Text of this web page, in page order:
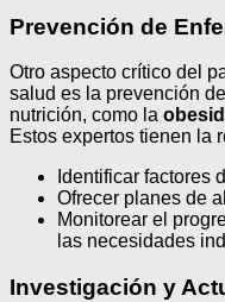
Prevención de
Otro aspecto crítico del
salud es la prevención
nutrición, como la
Estos expertos tienen la
Identificar factores
Ofrecer planes de
Monitorear el
las necesidades
Investigación y